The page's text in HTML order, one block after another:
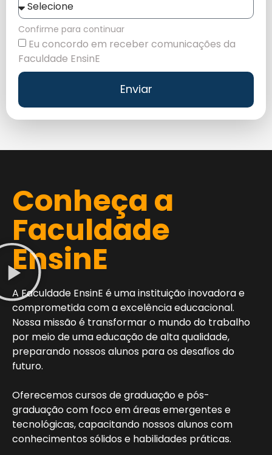
Confirme para continuar
Eu concordo em receber comunicações da
Faculdade EnsinE
Enviar
Conheça a
Faculdade
EnsinE
A Faculdade EnsinE é uma instituição inovadora e
comprometida com a excelência educacional.
Nossa missão é transformar o mundo do trabalho
por meio de uma educação de alta qualidade,
preparando nossos alunos para os desafios do
futuro.
Oferecemos cursos de graduação e pós-
graduação com foco em áreas emergentes e
tecnológicas, capacitando nossos alunos com
conhecimentos sólidos e habilidades práticas.